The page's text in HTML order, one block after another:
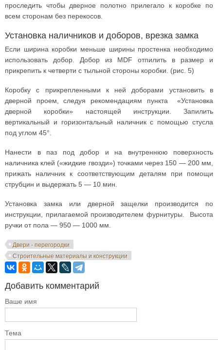
проследить чтобы дверное полотно прилегало к коробке по
всем сторонам без перекосов.
Установка наличников и доборов, врезка замка
Если ширина коробки меньше ширины простенка необходимо
использовать добор. Добор из MDF отпилить в размер и
прикрепить к четверти с тыльной стороны коробки. (рис. 5)
Коробку с прикрепленными к ней доборами установить в
дверной проем, следуя рекомендациям пункта «Установка
дверной коробки» настоящей инструкции. Запилить
вертикальный и горизонтальный наличник с помощью стусла
под углом 45°.
Нанести в паз под добор и на внутреннюю поверхность
наличника клей («жидкие гвозди») точками через 150 — 200 мм,
прижать наличник к соответствующим деталям при помощи
струбцин и выдержать 5 — 10 мин.
Установка замка или дверной защелки производится по
инструкции, прилагаемой производителем фурнитуры. Высота
ручки от пола — 950 — 1000 мм.
Двери - перегородки
Строительные материалы и конструкции
Добавить комментарий
Ваше имя
Тема